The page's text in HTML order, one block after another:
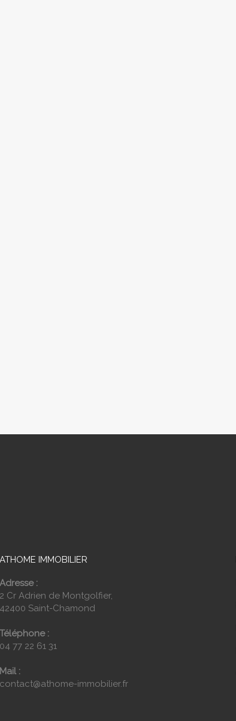
ATHOME IMMOBILIER
Adresse :
2 Cr Adrien de Montgolfier,
42400 Saint-Chamond
Téléphone :
04 77 22 61 31
Mail :
contact@athome-immobilier.fr